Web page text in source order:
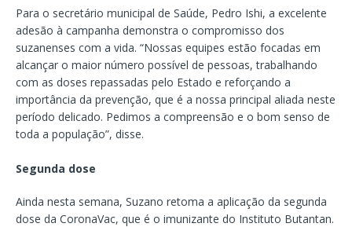
Para o secretário municipal de Saúde, Pedro Ishi, a excelente
adesão à campanha demonstra o compromisso dos
suzanenses com a vida. “Nossas equipes estão focadas em
alcançar o maior número possível de pessoas, trabalhando
com as doses repassadas pelo Estado e reforçando a
importância da prevenção, que é a nossa principal aliada neste
período delicado. Pedimos a compreensão e o bom senso de
toda a população”, disse.
Segunda dose
Ainda nesta semana, Suzano retoma a aplicação da segunda
dose da CoronaVac, que é o imunizante do Instituto Butantan.